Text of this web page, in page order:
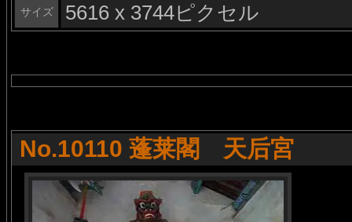
サイズ 5616 x 3744ピクセル
No.10110 蓬莱閣 天后宮